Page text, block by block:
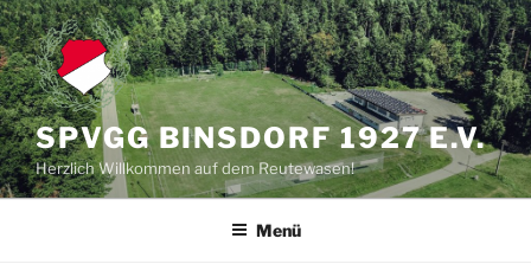
Zum
Inhalt
springen
SPVGG BINSDORF 1927 E.V.
Herzlich Willkommen auf dem Reutewasen!
Menü